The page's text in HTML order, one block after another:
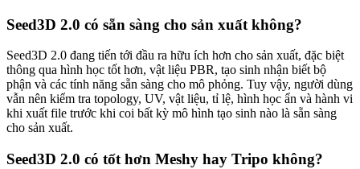
Seed3D 2.0 có sẵn sàng cho sản xuất không?
Seed3D 2.0 đang tiến tới đầu ra hữu ích hơn cho sản xuất, đặc biệt
thông qua hình học tốt hơn, vật liệu PBR, tạo sinh nhận biết bộ
phận và các tính năng sẵn sàng cho mô phỏng. Tuy vậy, người dùng
vẫn nên kiểm tra topology, UV, vật liệu, tỉ lệ, hình học ẩn và hành vi
khi xuất file trước khi coi bất kỳ mô hình tạo sinh nào là sẵn sàng
cho sản xuất.
Seed3D 2.0 có tốt hơn Meshy hay Tripo không?